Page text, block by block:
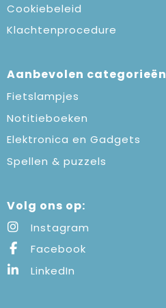
Cookiebeleid
Klachtenprocedure
Aanbevolen categorieën
Fietslampjes
Notitieboeken
Elektronica en Gadgets
Spellen & puzzels
Volg ons op:
Instagram
Facebook
LinkedIn